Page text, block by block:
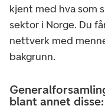
kjent med hva som
sektor i Norge. Du
nettverk med
bakgrunn.
blant annet disse: